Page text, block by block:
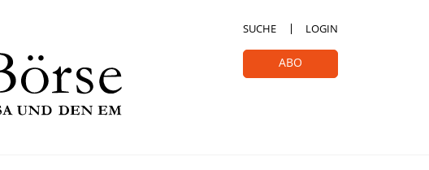
SUCHE LOGIN
ABO